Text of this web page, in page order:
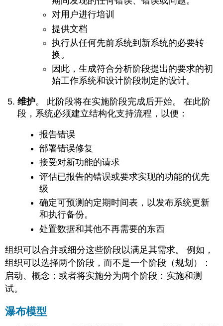
对用户进行培训
提供文档
执行从任何先前系统到新系统的必要转
换。
因此，生成符合分析阶段提出的要求的初
始工作系统和设计阶段制定的设计。
维护。 此阶段将在实施阶段完成后开始。 在此阶
段，系统必须建立结构化支持流程，以便：
报告错误
部署错误修复
接受对新功能的请求
评估已报告的错误或要求实现的功能的优先
级
确定可预测的定期时间表，以发布系统更新
和执行备份。
处置数据和其他不再需要的东西
组织可以合并或细分这些阶段以满足其需求。 例如，
组织可以选择两个阶段，而不是一个阶段（规划）：
启动、概念；或者将实施分为两个阶段：实施和测
试。
瀑布模型